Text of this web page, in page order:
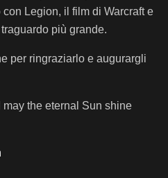
Legion, il film di Warcraft e
più grande.
per ringraziarlo e augurargli
may the eternal Sun shine